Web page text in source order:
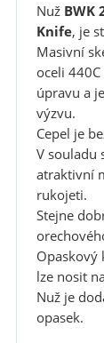
Nuž BWK
Knife, je
Masivní
oceli
úpravu a
výzvu.
Cepel je
V souladu
atraktivní
rukojeti.
Stejne
Opaskový
lze nosit
Nuž je
opasek.